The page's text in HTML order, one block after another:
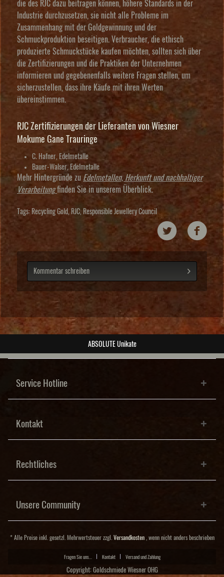
die des RJC dazu beitragen können, höhere Standards in der
Industrie durchzusetzen, sie nicht alle Probleme im
Zusammenhang mit der Goldgewinnung und der
Schmuckproduktion beseitigen. Verbraucher, die ethisch
produzierte Schmuckstücke kaufen möchten, sollten sich über
die Zertifizierungen und die Praktiken der Unternehmen
informieren und gegebenenfalls weitere Fragen stellen, um
sicherzustellen, dass ihre Käufe mit ihren Werten
übereinstimmen.
RJC Zertifizierungen der Lieferanten von Wiesner
Mokume Gane Trauringe
C. Hafner, Edelmetalle
Bauer-Walser, Edelmetalle
Mehr Hintergründe zu Edelmetallen, Herkunft und nachhaltiger
Verarbeitung finden Sie in unserem Überblick.
Tags: Recycling Gold , RJC, Responsible Jewellery Council
Kommentar schreiben
post@wiesner-trauringe.de
Service Hotline
Kontakt
Rechtliches
Unsere Community
* Alle Preise inkl. gesetzl. Mehrwertsteuer zzgl. Versandkosten, wenn nicht anders beschrieben
Fragen Sie uns... Kontakt Versand und Zahlung
Copyright: Goldschmiede Wiesner OHG